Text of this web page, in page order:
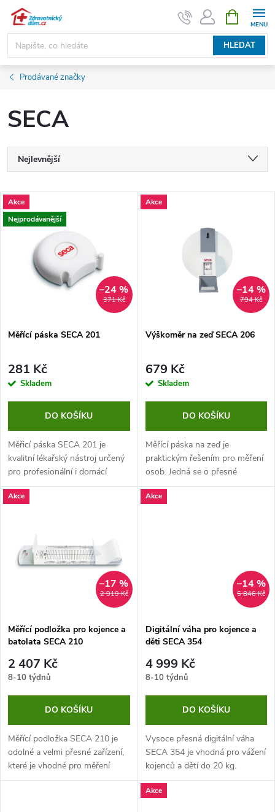
Přejít
obsah
HLEDAT
NÁKUPNÍ
KOŠÍK
Prodávané značky
SECA
Ř
a
z
p
r
o
d
u
k
ů
Nejlevnější
Nejprodávanější
Abecedně
V
ý
s
p
r
d
u
k
ů
Akce
Nejprodávanější
371 Kč
–24 %
Měřící páska SECA 201
281 Kč
Skladem
DO KOŠÍKU
Měřicí páska SECA 201 je
kvalitní lékařský nástroj určený
pro profesionální i domácí
použití. Díky robustní
konstrukci, přesné stupnici a
Akce
794 Kč
–14 %
Výškoměr na zeď SECA 206
679 Kč
Skladem
DO KOŠÍKU
Měřící páska na zeď je
praktickým řešením pro měření
osob. Jedná se o přesné
měřidlo, které nezabírá mnoho
prostoru.
Akce
2 919 Kč
–17 %
Měřící podložka pro kojence a
batolata SECA 210
2 407 Kč
8-10 týdnů
DO KOŠÍKU
Měřící podložka SECA 210 je
odolné a velmi přesné zařízení,
které je vhodné pro měření
novorozenců a batolat. Jedná
Akce
5 846 Kč
–14 %
Digitální váha pro kojence a
děti SECA 354
4 999 Kč
8-10 týdnů
DO KOŠÍKU
Vysoce přesná digitální váha
SECA 354 je vhodná pro vážení
kojenců a dětí do 20 kg.
Akce